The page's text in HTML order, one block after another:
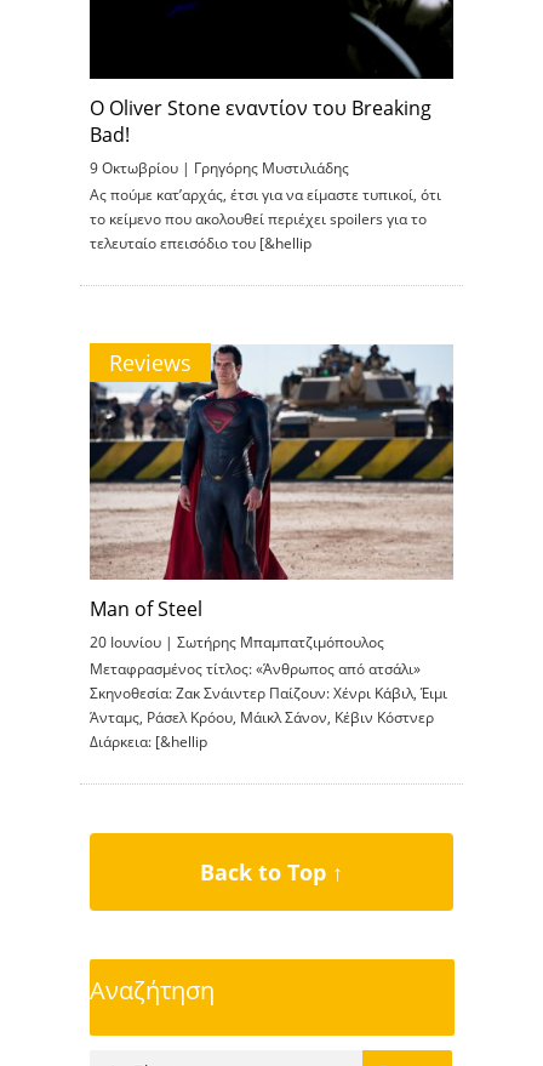
Ο Oliver Stone εναντίον του Breaking
Bad!
9 Οκτωβρίου | Γρηγόρης Μυστιλιάδης
Ας πούμε κατ’αρχάς, έτσι για να είμαστε τυπικοί, ότι
το κείμενο που ακολουθεί περιέχει spoilers για το
τελευταίο επεισόδιο του [&hellip
Reviews
Man of Steel
20 Ιουνίου | Σωτήρης Μπαμπατζιμόπουλος
Μεταφρασμένος τίτλος: «Άνθρωπος από ατσάλι»
Σκηνοθεσία: Ζακ Σνάιντερ Παίζουν: Χένρι Κάβιλ, Έιμι
Άνταμς, Ράσελ Κρόου, Μάικλ Σάνον, Κέβιν Κόστνερ
Διάρκεια: [&hellip
Back to Top ↑
Αναζήτηση